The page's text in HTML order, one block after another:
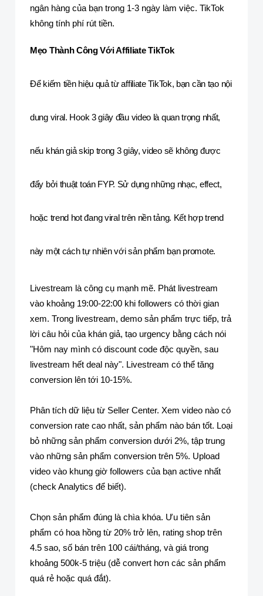
ngân hàng của bạn trong 1-3 ngày làm việc. TikTok
không tính phí rút tiền.
Mẹo Thành Công Với Affiliate TikTok
Để kiếm tiền hiệu quả từ affiliate TikTok, bạn cần tạo nội
dung viral. Hook 3 giây đầu video là quan trọng nhất,
nếu khán giả skip trong 3 giây, video sẽ không được
đẩy bởi thuật toán FYP. Sử dụng những nhạc, effect,
hoặc trend hot đang viral trên nền tảng. Kết hợp trend
này một cách tự nhiên với sản phẩm bạn promote.
Livestream là công cụ mạnh mẽ. Phát livestream
vào khoảng 19:00-22:00 khi followers có thời gian
xem. Trong livestream, demo sản phẩm trực tiếp, trả
lời câu hỏi của khán giả, tạo urgency bằng cách nói
"Hôm nay mình có discount code độc quyền, sau
livestream hết deal này". Livestream có thể tăng
conversion lên tới 10-15%.
Phân tích dữ liệu từ Seller Center. Xem video nào có
conversion rate cao nhất, sản phẩm nào bán tốt. Loại
bỏ những sản phẩm conversion dưới 2%, tập trung
vào những sản phẩm conversion trên 5%. Upload
video vào khung giờ followers của bạn active nhất
(check Analytics để biết).
Chọn sản phẩm đúng là chìa khóa. Ưu tiên sản
phẩm có hoa hồng từ 20% trở lên, rating shop trên
4.5 sao, số bán trên 100 cái/tháng, và giá trong
khoảng 500k-5 triệu (dễ convert hơn các sản phẩm
quá rẻ hoặc quá đắt).